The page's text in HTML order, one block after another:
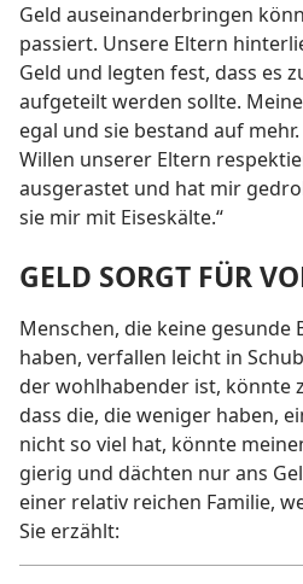
Geld auseinanderbringen
passiert. Unsere Eltern
Geld und legten fest, dass es
aufgeteilt werden sollte.
egal und sie bestand auf
Willen unserer Eltern
ausgerastet und hat mir
sie mir mit Eiseskälte.“
GELD SORGT FÜR
Menschen, die keine gesunde
haben, verfallen leicht in
der wohlhabender ist, könnte
dass die, die weniger haben,
nicht so viel hat, könnte
gierig und dächten nur ans
einer relativ reichen Familie,
Sie erzählt: